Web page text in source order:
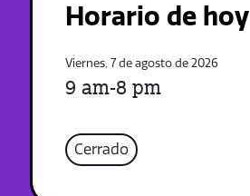
Horario de hoy
Viernes, 7 de agosto de 2026
9 am-8 pm
Cerrado